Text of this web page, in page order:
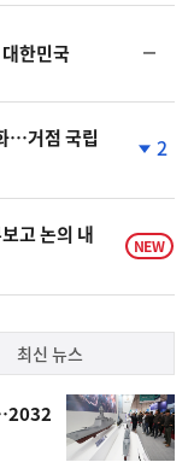
상
한민국
일
…거점 국립
하
락
2
고 논의 내
NEW
최신 뉴스